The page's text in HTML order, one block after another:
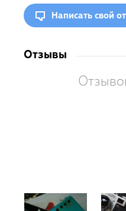
Написать свой
Отзывы